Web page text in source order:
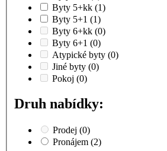
Byty 5+kk (1)
Byty 5+1 (1)
Byty 6+kk (0)
Byty 6+1 (0)
Atypické byty (0)
Jiné byty (0)
Pokoj (0)
Druh nabídky:
Prodej (0)
Pronájem (2)